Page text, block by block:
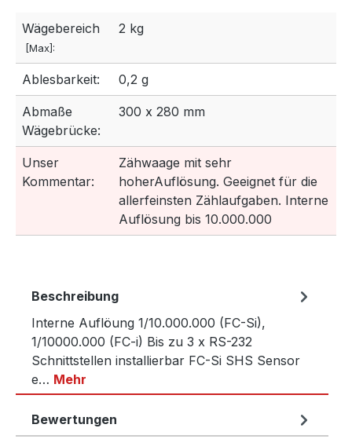
Wägebereich
[Max]:
2 kg
Ablesbarkeit: 0,2 g
Abmaße
Wägebrücke:
300 x 280 mm
Unser
Kommentar:
Zähwaage mit sehr
hoherAuflösung. Geeignet für die
allerfeinsten Zählaufgaben. Interne
Auflösung bis 10.000.000
Beschreibung
Interne Auflöung 1/10.000.000 (FC-Si),
1/10000.000 (FC-i) Bis zu 3 x RS-232
Schnittstellen installierbar FC-Si SHS Sensor
e… Mehr
Bewertungen